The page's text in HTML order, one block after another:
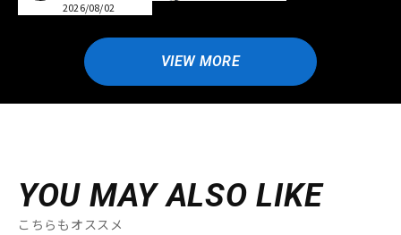
2026/08/02
VIEW MORE
YOU MAY ALSO LIKE
こちらもオススメ